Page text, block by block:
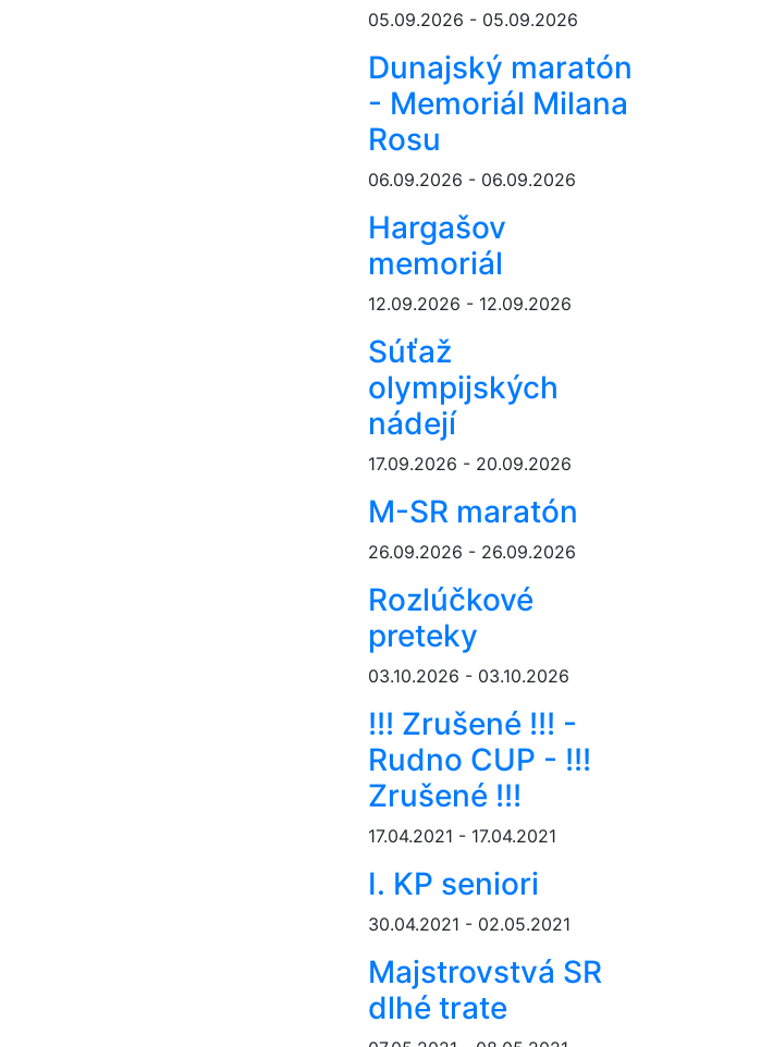
05.09.2026 - 05.09.2026
Dunajský maratón
- Memoriál Milana
Rosu
06.09.2026 - 06.09.2026
Hargašov
memoriál
12.09.2026 - 12.09.2026
Súťaž
olympijských
nádejí
17.09.2026 - 20.09.2026
M-SR maratón
26.09.2026 - 26.09.2026
Rozlúčkové
preteky
03.10.2026 - 03.10.2026
!!! Zrušené !!! -
Rudno CUP - !!!
Zrušené !!!
17.04.2021 - 17.04.2021
I. KP seniori
30.04.2021 - 02.05.2021
Majstrovstvá SR
dlhé trate